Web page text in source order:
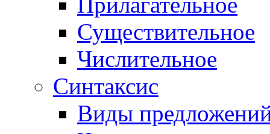
Существительное
Числительное
Синтаксис
Виды